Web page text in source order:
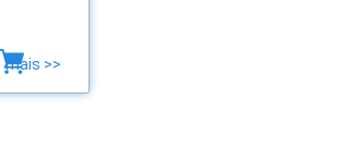
mais >>